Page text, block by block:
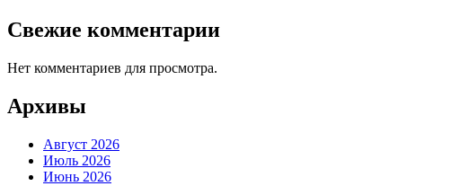
Свежие комментарии
Нет комментариев для просмотра.
Архивы
Август 2026
Июль 2026
Июнь 2026